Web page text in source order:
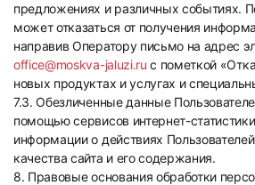
предложениях и различных событиях.
может отказаться от получения
направив Оператору письмо на адрес
office@moskva-jaluzi.ru с пометкой
новых продуктах и услугах и
7.3. Обезличенные данные
помощью сервисов интернет-
информации о действиях
качества сайта и его содержания.
8. Правовые основания обработки